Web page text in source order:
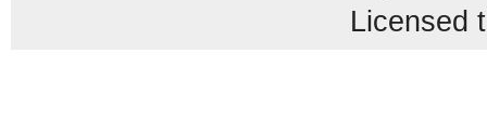
Licensed